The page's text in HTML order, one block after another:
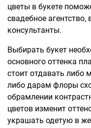
цветы в букете
свадебное
консультанты.
Выбирать букет
основного оттенка
стоит отдавать либо
либо дарам флоры
обрамлении
цветов изменит
украшать одетую в